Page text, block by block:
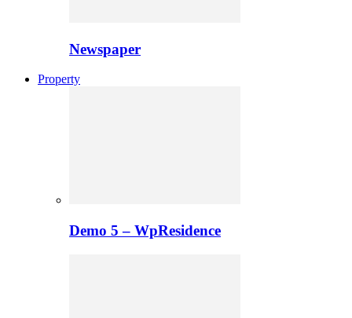
Newspaper
Property
Demo 5 – WpResidence